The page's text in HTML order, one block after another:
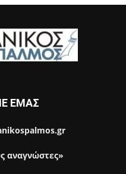
ΕΜΑΣ
αναγνώστες»